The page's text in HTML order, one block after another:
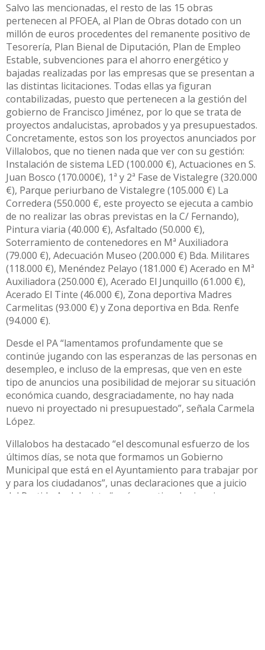
Salvo las mencionadas, el resto de las 15 obras
pertenecen al PFOEA, al Plan de Obras dotado con un
millón de euros procedentes del remanente positivo de
Tesorería, Plan Bienal de Diputación, Plan de Empleo
Estable, subvenciones para el ahorro energético y
bajadas realizadas por las empresas que se presentan a
las distintas licitaciones. Todas ellas ya figuran
contabilizadas, puesto que pertenecen a la gestión del
gobierno de Francisco Jiménez, por lo que se trata de
proyectos andalucistas, aprobados y ya presupuestados.
Concretamente, estos son los proyectos anunciados por
Villalobos, que no tienen nada que ver con su gestión:
Instalación de sistema LED (100.000 €), Actuaciones en S.
Juan Bosco (170.000€), 1ª y 2ª Fase de Vistalegre (320.000
€), Parque periurbano de Vistalegre (105.000 €) La
Corredera (550.000 €, este proyecto se ejecuta a cambio
de no realizar las obras previstas en la C/ Fernando),
Pintura viaria (40.000 €), Asfaltado (50.000 €),
Soterramiento de contenedores en Mª Auxiliadora
(79.000 €), Adecuación Museo (200.000 €) Bda. Militares
(118.000 €), Menéndez Pelayo (181.000 €) Acerado en Mª
Auxiliadora (250.000 €), Acerado El Junquillo (61.000 €),
Acerado El Tinte (46.000 €), Zona deportiva Madres
Carmelitas (93.000 €) y Zona deportiva en Bda. Renfe
(94.000 €).
Desde el PA “lamentamos profundamente que se
continúe jugando con las esperanzas de las personas en
desempleo, e incluso de la empresas, que ven en este
tipo de anuncios una posibilidad de mejorar su situación
económica cuando, desgraciadamente, no hay nada
nuevo ni proyectado ni presupuestado”, señala Carmela
López.
Villalobos ha destacado “el descomunal esfuerzo de los
últimos días, se nota que formamos un Gobierno
Municipal que está en el Ayuntamiento para trabajar por
y para los ciudadanos”, unas declaraciones que a juicio
del Partido Andalucista “serían motivo de risa si,